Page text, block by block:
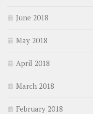
June 2018
May 2018
April 2018
March 2018
February 2018